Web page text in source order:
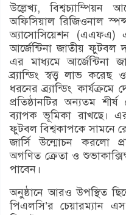
উল্লেখ্য,
অফিসিয়াল রিজিওনাল
অ্যাসোসিয়েশন (এএফএ)
আর্জেন্টিনা জাতীয় ফুটবল
এর মাধ্যমে
ব্র্যান্ডিং স্বত্ত্ব লাভ
ধরনের ব্র্যান্ডিং কার্যক্রমে
প্রতিষ্ঠানটির অন্যতম শীর্ষ
ব্যাপক ভূমিকা রাখছে।
ফুটবল বিশ্বকাপকে সামনে
জার্সি উন্মোচন করলো
অগণিত ক্রেতা ও
পাবেন।
অনুষ্ঠানে আরও উপস্থিত
পিএলসি’র চেয়ারম্যান